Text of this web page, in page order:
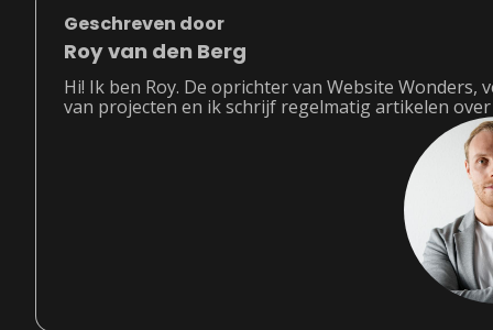
Geschreven door
Roy van den Berg
Hi! Ik ben Roy. De oprichter van Website
van projecten en ik schrijf regelmatig artikelen